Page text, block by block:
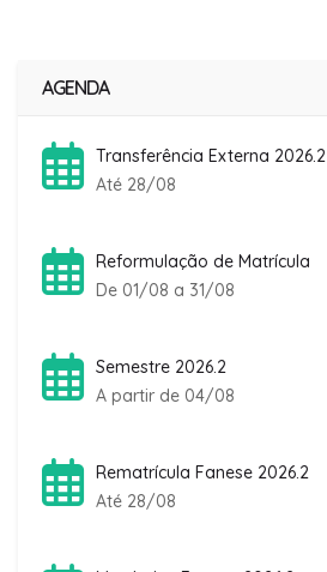
AGENDA
Transferência Externa 2026.2
Até 28/08
Reformulação de Matrícula
De 01/08 a 31/08
Semestre 2026.2
A partir de 04/08
Rematrícula Fanese 2026.2
Até 28/08